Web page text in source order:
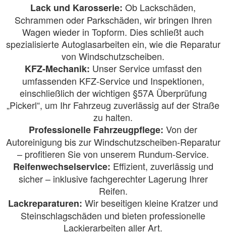
Lack und Karosserie: Ob Lackschäden,
Schrammen oder Parkschäden, wir bringen Ihren
Wagen wieder in Topform. Dies schließt auch
spezialisierte Autoglasarbeiten ein, wie die Reparatur
von Windschutzscheiben.
KFZ-Mechanik: Unser Service umfasst den
umfassenden KFZ-Service und Inspektionen,
einschließlich der wichtigen §57A Überprüfung
„Pickerl“, um Ihr Fahrzeug zuverlässig auf der Straße
zu halten.
Professionelle Fahrzeugpflege: Von der
Autoreinigung bis zur Windschutzscheiben-Reparatur
– profitieren Sie von unserem Rundum-Service.
Reifenwechselservice: Effizient, zuverlässig und
sicher – inklusive fachgerechter Lagerung Ihrer
Reifen.
Lackreparaturen: Wir beseitigen kleine Kratzer und
Steinschlagschäden und bieten professionelle
Lackierarbeiten aller Art.